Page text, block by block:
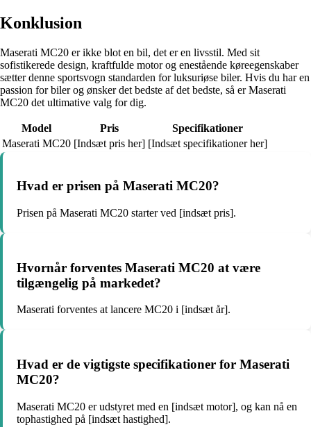
Konklusion
Maserati MC20 er ikke blot en bil, det er en livsstil. Med sit
sofistikerede design, kraftfulde motor og enestående køreegenskaber
sætter denne sportsvogn standarden for luksuriøse biler. Hvis du har en
passion for biler og ønsker det bedste af det bedste, så er Maserati
MC20 det ultimative valg for dig.
Model Pris
Specifikationer
Maserati MC20 [Indsæt pris her] [Indsæt specifikationer her]
Hvad er prisen på Maserati MC20?
Prisen på Maserati MC20 starter ved [indsæt pris].
Hvornår forventes Maserati MC20 at være
tilgængelig på markedet?
Maserati forventes at lancere MC20 i [indsæt år].
Hvad er de vigtigste specifikationer for Maserati
MC20?
Maserati MC20 er udstyret med en [indsæt motor], og kan nå en
tophastighed på [indsæt hastighed].